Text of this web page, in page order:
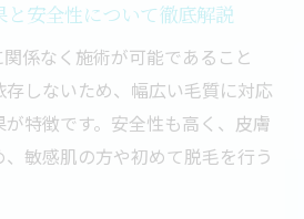
と安全性について徹底解説
係なく施術が可能であること
しないため、幅広い毛質に対応
特徴です。安全性も高く、皮膚
敏感肌の方や初めて脱毛を行う